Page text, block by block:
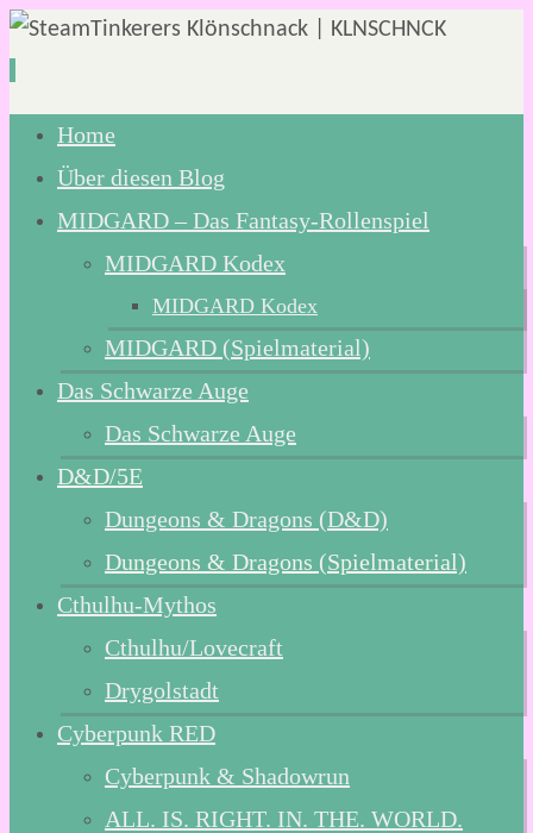
Zum
Inhalt
springen
Home
Über diesen Blog
MIDGARD – Das Fantasy-Rollenspiel
MIDGARD Kodex
MIDGARD Kodex
MIDGARD (Spielmaterial)
Das Schwarze Auge
Das Schwarze Auge
D&D/5E
Dungeons & Dragons (D&D)
Dungeons & Dragons (Spielmaterial)
Cthulhu-Mythos
Cthulhu/Lovecraft
Drygolstadt
Cyberpunk RED
Cyberpunk & Shadowrun
ALL. IS. RIGHT. IN. THE. WORLD.